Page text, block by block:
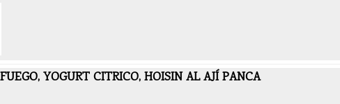
YOGURT CITRICO, HOISIN AL AJÍ PANCA